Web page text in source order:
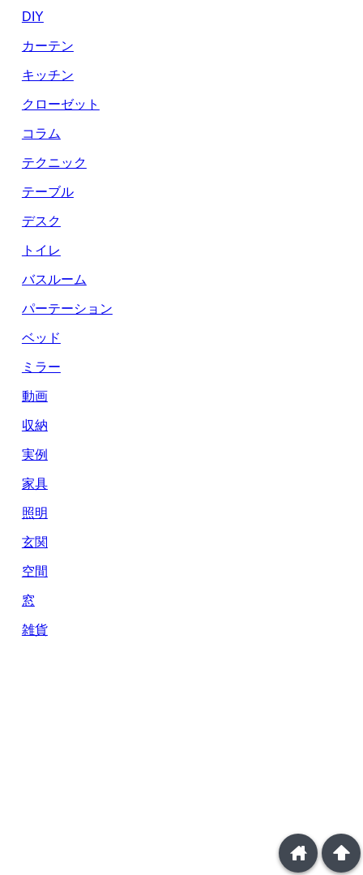
DIY
カーテン
キッチン
クローゼット
コラム
テクニック
テーブル
デスク
トイレ
バスルーム
パーテーション
ベッド
ミラー
動画
収納
実例
家具
照明
玄関
空間
窓
雑貨
arrowup
home